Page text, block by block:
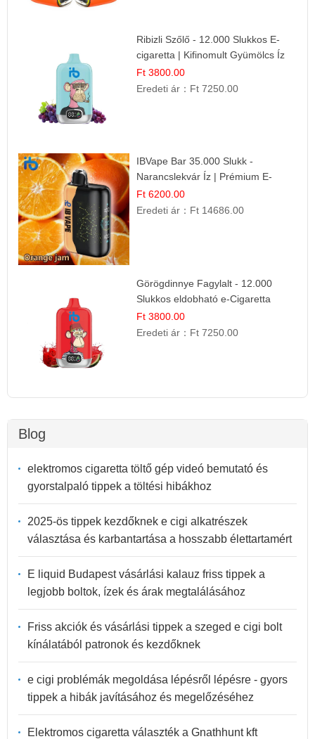
Ribizli Szőlő - 12.000 Slukkos E-
cigaretta | Kifinomult Gyümölcs Íz
Ft 3800.00
Eredeti ár： Ft 7250.00
IBVape Bar 35.000 Slukk -
Narancslekvár Íz | Prémium E-
cigaretta
Ft 6200.00
Eredeti ár： Ft 14686.00
Görögdinnye Fagylalt - 12.000
Slukkos eldobható e-Cigaretta
Ft 3800.00
Eredeti ár： Ft 7250.00
Blog
elektromos cigaretta töltő gép videó bemutató és
gyorstalpaló tippek a töltési hibákhoz
2025-ös tippek kezdőknek e cigi alkatrészek
választása és karbantartása a hosszabb élettartamért
E liquid Budapest vásárlási kalauz friss tippek a
legjobb boltok, ízek és árak megtalálásához
Friss akciók és vásárlási tippek a szeged e cigi bolt
kínálatából patronok és kezdőknek
e cigi problémák megoldása lépésről lépésre - gyors
tippek a hibák javításához és megelőzéséhez
Elektromos cigaretta választék a Gnathhunt kft